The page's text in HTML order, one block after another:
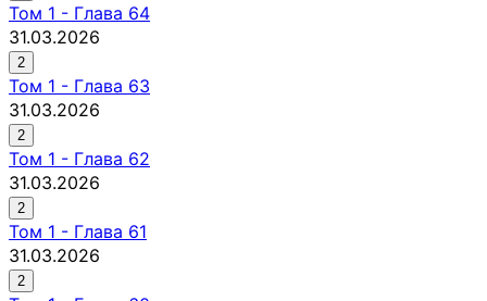
Том 1 - Глава 64
31.03.2026
2
Том 1 - Глава 63
31.03.2026
2
Том 1 - Глава 62
31.03.2026
2
Том 1 - Глава 61
31.03.2026
2